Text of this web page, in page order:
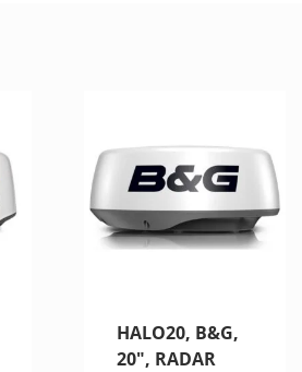
HALO20, B&G,
20″, RADAR